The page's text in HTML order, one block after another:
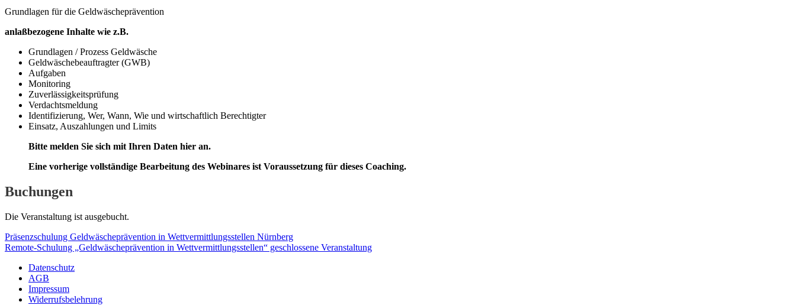
Grundlagen für die Geldwäscheprävention
anlaßbezogene Inhalte wie z.B.
Grundlagen / Prozess Geldwäsche
Geldwäschebeauftragter (GWB)
Aufgaben
Monitoring
Zuverlässigkeitsprüfung
Verdachtsmeldung
Identifizierung, Wer, Wann, Wie und wirtschaftlich Berechtigter
Einsatz, Auszahlungen und Limits
Bitte melden Sie sich mit Ihren Daten hier an.
Eine vorherige vollständige Bearbeitung des Webinares ist Voraussetzung für dieses Coaching.
Buchungen
Die Veranstaltung ist ausgebucht.
Präsenzschulung Geldwäscheprävention in Wettvermittlungsstellen Nürnberg
Remote-Schulung „Geldwäscheprävention in Wettvermittlungsstellen“ geschlossene Veranstaltung
Datenschutz
AGB
Impressum
Widerrufsbelehrung